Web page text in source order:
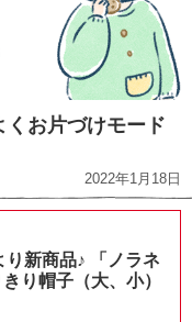
お片づけモード
2022年1月18日
新商品♪ 「ノラネ
り帽子（大、小）